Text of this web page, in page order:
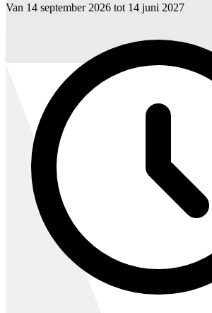
Van 14 september 2026 tot 14 juni 2027